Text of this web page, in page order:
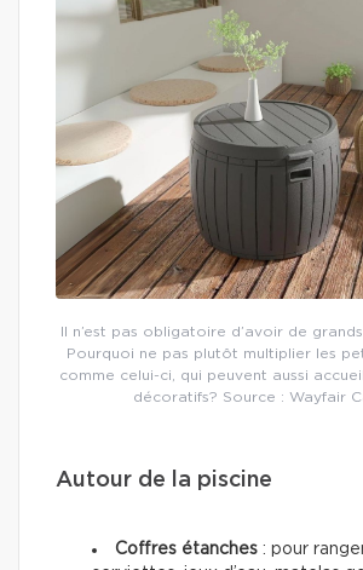
Il n’est pas obligatoire d’avoir de
Pourquoi ne pas plutôt multiplier les
comme celui-ci, qui peuvent aussi
décoratifs? Source : Wayfair
Autour de la piscine
Coffres étanches : pour